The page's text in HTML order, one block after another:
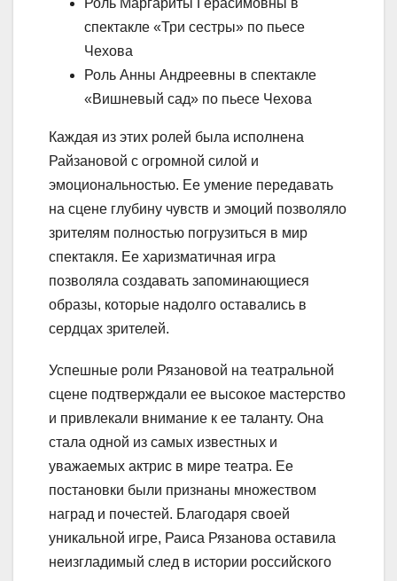
спектакле «Три сестры» по пьесе
Чехова
Роль Анны Андреевны в спектакле
«Вишневый сад» по пьесе Чехова
Каждая из этих ролей была исполнена
Райзановой с огромной силой и
эмоциональностью. Ее умение передавать
на сцене глубину чувств и эмоций позволяло
зрителям полностью погрузиться в мир
спектакля. Ее харизматичная игра
позволяла создавать запоминающиеся
образы, которые надолго оставались в
сердцах зрителей.
Успешные роли Рязановой на театральной
сцене подтверждали ее высокое мастерство
и привлекали внимание к ее таланту. Она
стала одной из самых известных и
уважаемых актрис в мире театра. Ее
постановки были признаны множеством
наград и почестей. Благодаря своей
уникальной игре, Раиса Рязанова оставила
неизгладимый след в истории российского